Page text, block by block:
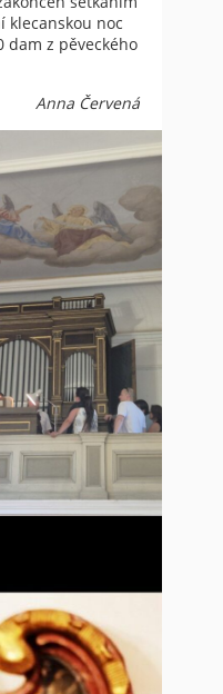
klecanskou noc
dam z pěveckého
Anna Červená